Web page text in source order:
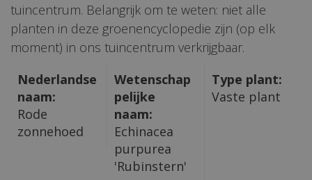
tuincentrum. Belangrijk om te weten: niet alle
planten in deze groenencyclopedie zijn (op elk
moment) in ons tuincentrum verkrijgbaar.
Nederlandse
naam:
Rode
zonnehoed
Wetenschap
pelijke
naam:
Echinacea
purpurea
'Rubinstern'
Type plant:
Vaste plant